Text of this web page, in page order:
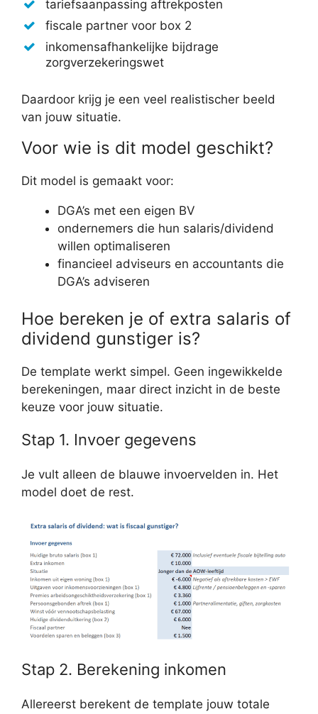
tariefsaanpassing aftrekposten
fiscale partner voor box 2
inkomensafhankelijke bijdrage
zorgverzekeringswet
Daardoor krijg je een veel realistischer beeld
van jouw situatie.
Voor wie is dit model geschikt?
Dit model is gemaakt voor:
DGA’s met een eigen BV
ondernemers die hun salaris/dividend
willen optimaliseren
financieel adviseurs en accountants die
DGA’s adviseren
Hoe bereken je of extra salaris of
dividend gunstiger is?
De template werkt simpel. Geen ingewikkelde
berekeningen, maar direct inzicht in de beste
keuze voor jouw situatie.
Stap 1. Invoer gegevens
Je vult alleen de blauwe invoervelden in. Het
model doet de rest.
Stap 2. Berekening inkomen
Allereerst berekent de template jouw totale